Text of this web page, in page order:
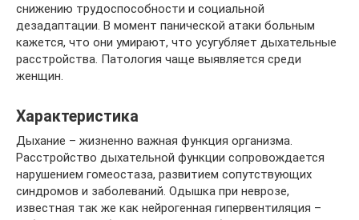
снижению трудоспособности и социальной
дезадаптации. В момент панической атаки больным
кажется, что они умирают, что усугубляет дыхательные
расстройства. Патология чаще выявляется среди
женщин.
Характеристика
Дыхание – жизненно важная функция организма.
Расстройство дыхательной функции сопровождается
нарушением гомеостаза, развитием сопутствующих
синдромов и заболеваний. Одышка при неврозе,
известная так же как нейрогенная гипервентиляция –